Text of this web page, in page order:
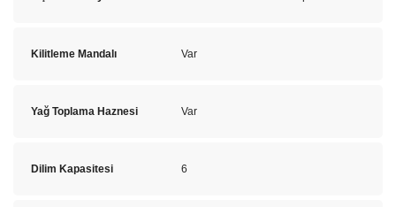
Kilitleme Mandalı Var
Yağ Toplama Haznesi Var
Dilim Kapasitesi 6